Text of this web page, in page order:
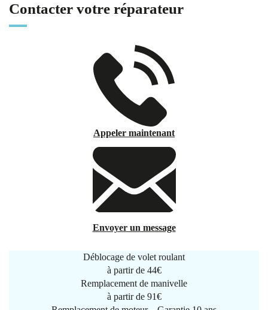
Contacter votre réparateur
Appeler maintenant
Envoyer un message
Déblocage de volet roulant
à partir de 44€
Remplacement de manivelle
à partir de 91€